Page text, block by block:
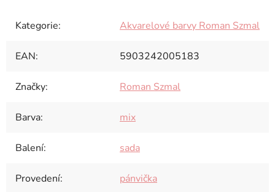
Kategorie: Akvarelové barvy Roman Szmal
EAN: 5903242005183
Značky: Roman Szmal
Barva: mix
Balení: sada
Provedení: pánvička